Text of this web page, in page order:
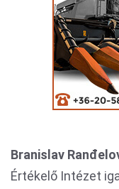
Branislav
Értékelő Intézet